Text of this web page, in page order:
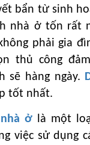
bẩn từ sinh
nhà ở tốn rất
phải gia
thủ công
sẽ hàng ngày.
tốt nhất.
ởlà một
việc sử dụng